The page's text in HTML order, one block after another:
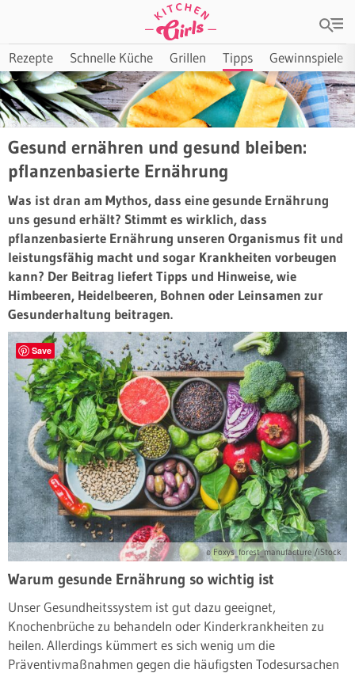
Rezepte Schnelle Küche Grillen Tipps Gewinnspiele
Gesund ernähren und gesund bleiben:
pflanzenbasierte Ernährung
Was ist dran am Mythos, dass eine gesunde Ernährung
uns gesund erhält? Stimmt es wirklich, dass
pflanzenbasierte Ernährung unseren Organismus fit und
leistungsfähig macht und sogar Krankheiten vorbeugen
kann? Der Beitrag liefert Tipps und Hinweise, wie
Himbeeren, Heidelbeeren, Bohnen oder Leinsamen zur
Gesunderhaltung beitragen.
Save
© Foxys_forest_manufacture /iStock
Warum gesunde Ernährung so wichtig ist
Unser Gesundheitssystem ist gut dazu geeignet,
Knochenbrüche zu behandeln oder Kinderkrankheiten zu
heilen. Allerdings kümmert es sich wenig um die
Präventivmaßnahmen gegen die häufigsten Todesursachen